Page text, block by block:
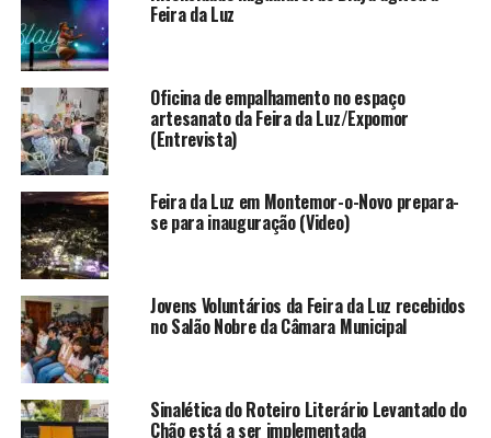
Feira da Luz
Oficina de empalhamento no espaço
artesanato da Feira da Luz/Expomor
(Entrevista)
Feira da Luz em Montemor-o-Novo prepara-
se para inauguração (Video)
Jovens Voluntários da Feira da Luz recebidos
no Salão Nobre da Câmara Municipal
Sinalética do Roteiro Literário Levantado do
Chão está a ser implementada